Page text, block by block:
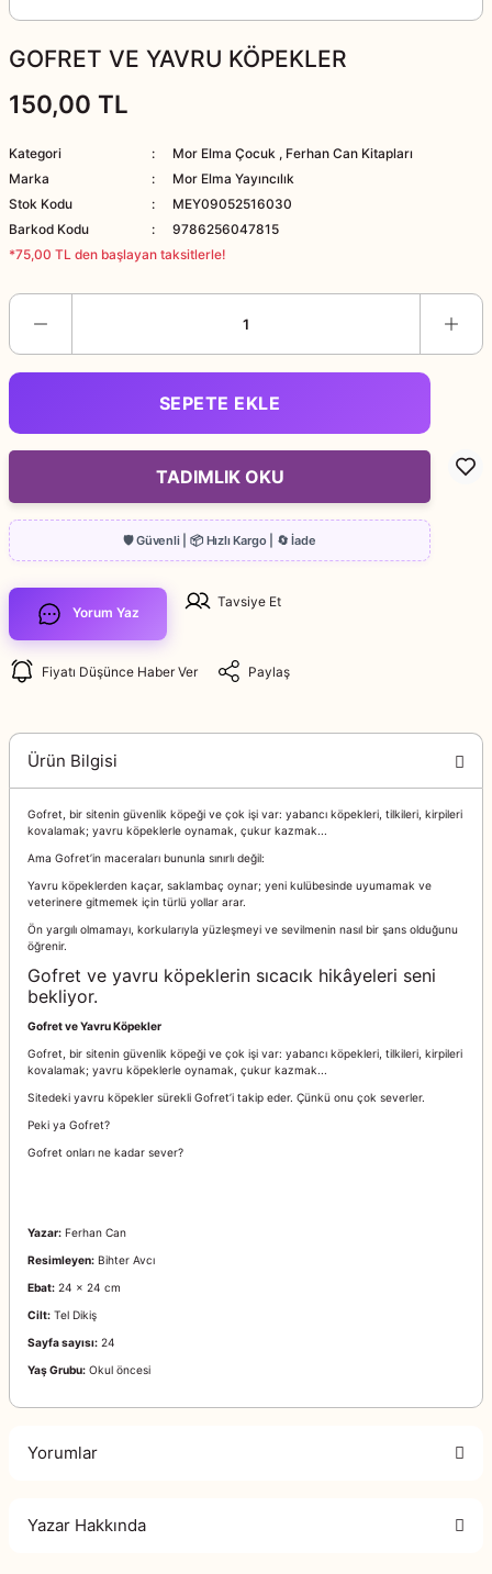
GOFRET VE YAVRU KÖPEKLER
150,00 TL
Kategori Mor Elma Çocuk , Ferhan Can Kitapları
Marka
Mor Elma Yayıncılık
Stok Kodu
MEY09052516030
Barkod Kodu
9786256047815
*75,00 TL den başlayan taksitlerle!
SEPETE EKLE
TADIMLIK OKU
Yorum Yaz
Tavsiye Et
Fiyatı Düşünce Haber Ver Paylaş
Ürün Bilgisi
Gofret, bir sitenin güvenlik köpeği ve çok işi var: yabancı köpekleri, tilkileri, kirpileri
kovalamak; yavru köpeklerle oynamak, çukur kazmak...
Ama Gofret’in maceraları bununla sınırlı değil:
Yavru köpeklerden kaçar, saklambaç oynar; yeni kulübesinde uyumamak ve
veterinere gitmemek için türlü yollar arar.
Ön yargılı olmamayı, korkularıyla yüzleşmeyi ve sevilmenin nasıl bir şans olduğunu
öğrenir.
Gofret ve yavru köpeklerin sıcacık hikâyeleri seni
bekliyor.
Gofret ve Yavru Köpekler
Gofret, bir sitenin güvenlik köpeği ve çok işi var: yabancı köpekleri, tilkileri, kirpileri
kovalamak; yavru köpeklerle oynamak, çukur kazmak...
Sitedeki yavru köpekler sürekli Gofret’i takip eder. Çünkü onu çok severler.
Peki ya Gofret?
Gofret onları ne kadar sever?
Yazar: Ferhan Can
Resimleyen: Bihter Avcı
Ebat: 24 x 24 cm
Cilt: Tel Dikiş
Sayfa sayısı: 24
Yaş Grubu: Okul öncesi
Yorumlar
Yazar Hakkında